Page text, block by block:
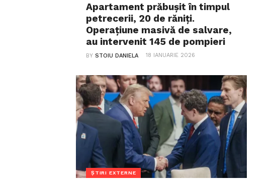
Apartament prăbușit în timpul
petrecerii, 20 de răniți.
Operațiune masivă de salvare,
au intervenit 145 de pompieri
BYSTOIU DANIELA 18 IANUARIE 2026
ȘTIRI EXTERNE